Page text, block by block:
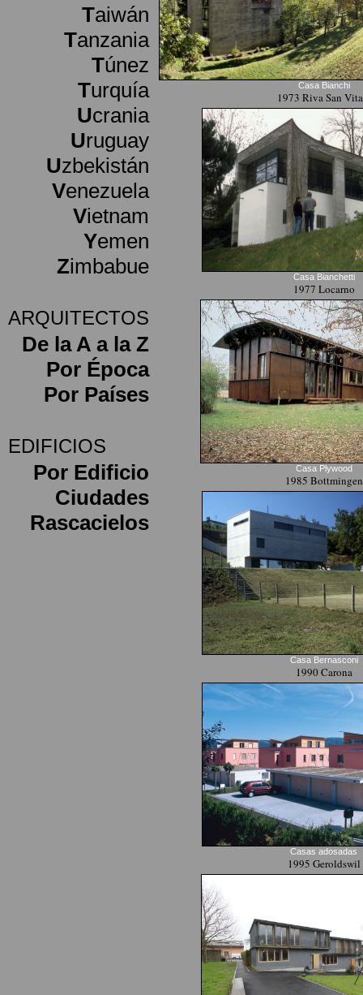
Taiwán
Tanzania
Túnez
Turquía
Ucrania
Uruguay
Uzbekistán
Venezuela
Vietnam
Yemen
Zimbabue
ARQUITECTOS
De la A a la Z
Por Época
Por Países
EDIFICIOS
Por Edificio
Ciudades
Rascacielos
Casa Bianchi
1973 Riva San
Casa Bianchetti
1977 Locarno
Casa Plywood
1985 Bottmingen
Casa Bernasconi
1990 Carona
Casas adosadas
1995 Geroldswil